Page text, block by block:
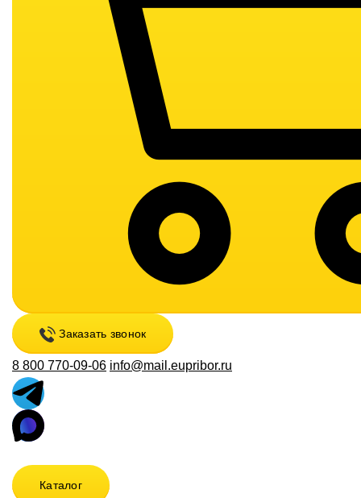
Заказать звонок
8 800 770-09-06 info@mail.eupribor.ru
Каталог